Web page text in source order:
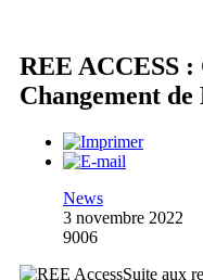
REE ACCESS :
Changement
News
3 novembre 2022
9006
Suite aux